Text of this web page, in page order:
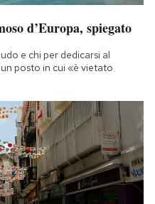
d’Europa, spiegato
e chi per dedicarsi al
posto in cui «è vietato